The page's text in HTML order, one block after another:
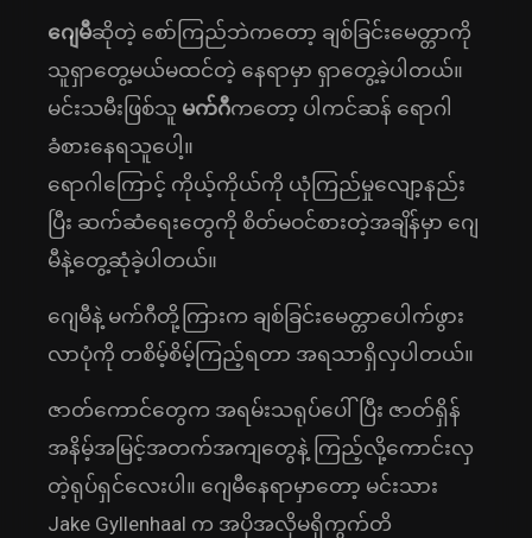
ဂျေမီဆိုတဲ့ စော်ကြည်ဘဲကတော့ ချစ်ခြင်းမေတ္တာကို
သူရှာတွေ့မယ်မထင်တဲ့ နေရာမှာ ရှာတွေ့ခဲ့ပါတယ်။
မင်းသမီးဖြစ်သူ မက်ဂီကတော့ ပါကင်ဆန် ရောဂါ
ခံစားနေရသူပေါ့။
ရောဂါကြောင့် ကိုယ့်ကိုယ်ကို ယုံကြည်မှုလျော့နည်း
ပြီး ဆက်ဆံရေးတွေကို စိတ်မဝင်စားတဲ့အချိန်မှာ ဂျေ
မီနဲ့တွေ့ဆုံခဲ့ပါတယ်။
ဂျေမီနဲ့ မက်ဂီတို့ကြားက ချစ်ခြင်းမေတ္တာပေါက်ဖွား
လာပုံကို တစိမ့်စိမ့်ကြည့်ရတာ အရသာရှိလှပါတယ်။
ဇာတ်ကောင်တွေက အရမ်းသရုပ်ပေါ်ပြီး ဇာတ်ရှိန်
အနိမ့်အမြင့်အတက်အကျတွေနဲ့ ကြည့်လို့ကောင်းလှ
တဲ့ရုပ်ရှင်လေးပါ။ ဂျေမီနေရာမှာတော့ မင်းသား
Jake Gyllenhaal က အပိုအလိုမရှိကွက်တိ